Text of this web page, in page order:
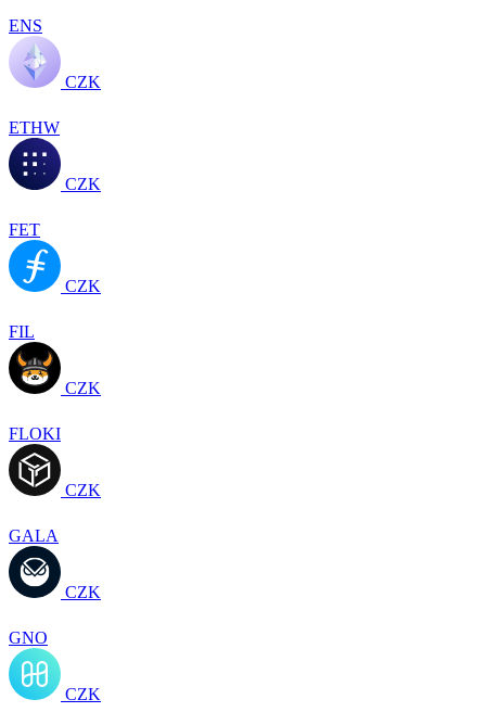
ENS
CZK
ETHW
CZK
FET
CZK
FIL
CZK
FLOKI
CZK
GALA
CZK
GNO
CZK